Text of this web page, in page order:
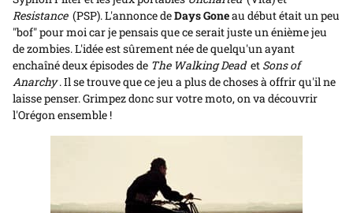
Resistance (PSP). L'annonce deDays Goneau début était un peu
"bof" pour moi car je pensais que ce serait juste un énième jeu
de zombies. L'idée est sûrement née de quelqu'un ayant
enchaîné deux épisodes de The Walking Dead et Sons of
Anarchy. Il se trouve que ce jeu a plus de choses à offrir qu'il ne
laisse penser. Grimpez donc sur votre moto, on va découvrir
l'Orégon ensemble !